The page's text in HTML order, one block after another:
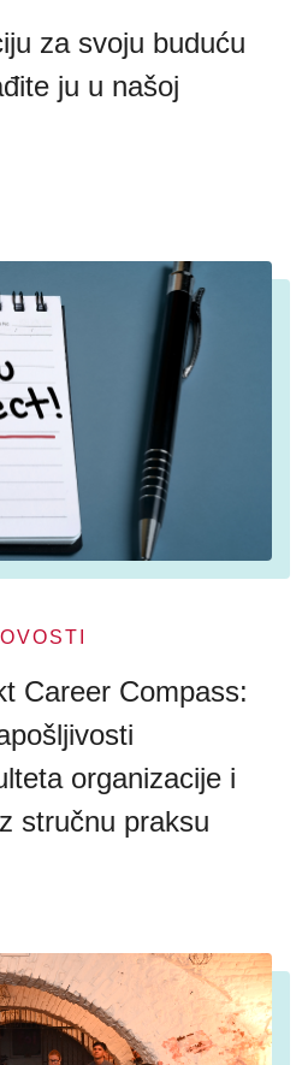
za svoju buduću
ju u našoj
Career Compass:
organizacije i
stručnu praksu